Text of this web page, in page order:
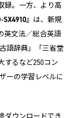
録。一方、より高
SX4910』は、新規
英文法／総合英語
語辞典」「三省堂
するなど250コン
ーの学習レベルに